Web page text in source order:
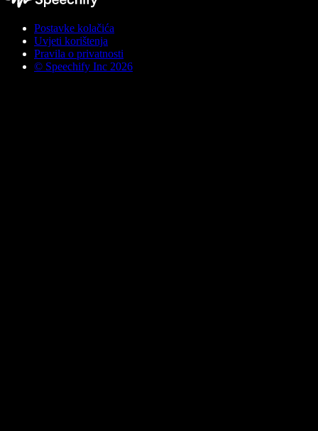
Postavke kolačića
Uvjeti korištenja
Pravila o privatnosti
© Speechify Inc 2026